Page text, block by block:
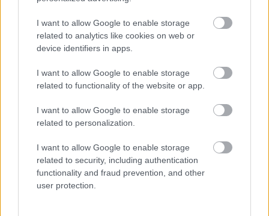
I want to allow Google to enable storage
related to analytics like cookies on web or
device identifiers in apps.
I want to allow Google to enable storage
related to functionality of the website or app.
I want to allow Google to enable storage
related to personalization.
I want to allow Google to enable storage
related to security, including authentication
functionality and fraud prevention, and other
user protection.
magyar box office: szürke zsaruk
magyar box office: sötét út
szinkronhangok: rocketman